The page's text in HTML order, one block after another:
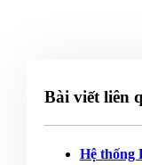
Bài viết liên
Hệ thống